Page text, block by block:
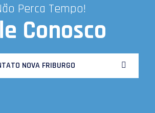
Perca Tempo!
Conosco
NOVA FRIBURGO